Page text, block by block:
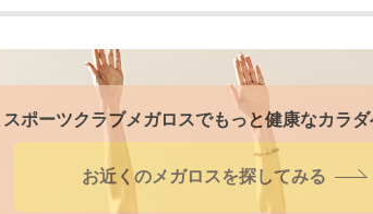
スポーツクラブメガロスでもっと健康なカラダ
お近くのメガロスを探してみる